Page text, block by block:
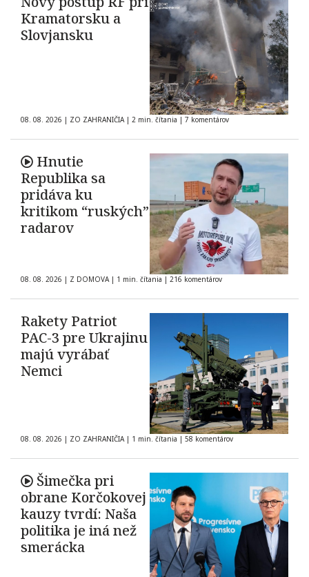
Kramatorsku a
Slovjansku
08. 08. 2026 | ZO ZAHRANIČIA | 2 min. čítania | 7 komentárov
Hnutie
Republika sa
pridáva ku
kritikom “ruských”
radarov
08. 08. 2026 | Z DOMOVA | 1 min. čítania | 216 komentárov
Rakety Patriot
PAC-3 pre Ukrajinu
majú vyrábať
Nemci
08. 08. 2026 | ZO ZAHRANIČIA | 1 min. čítania | 58 komentárov
Šimečka pri
obrane Korčokovej
kauzy tvrdí: Naša
politika je iná než
smerácka